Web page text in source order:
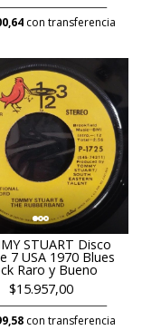
con transferencia
STUART Disco
7 USA 1970 Blues
Raro y Bueno
$15.957,00
con transferencia